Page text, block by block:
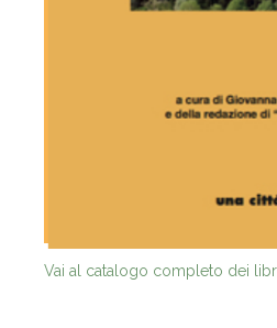
Vai al catalogo completo dei libri